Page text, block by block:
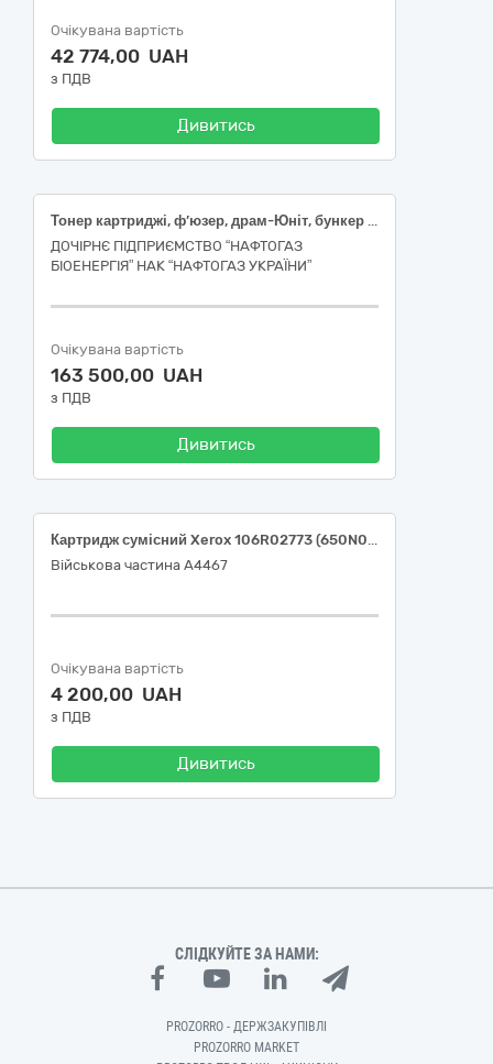
Очікувана вартість
42 774,00 UAH
з ПДВ
Дивитись
Тонер картриджі, ф’юзер, драм-Юніт, бункер для відпрацьованого тонера
ДОЧІРНЄ ПІДПРИЄМСТВО “НАФТОГАЗ
БІОЕНЕРГІЯ” НАК “НАФТОГАЗ УКРАЇНИ”
Очікувана вартість
163 500,00 UAH
з ПДВ
Дивитись
Картридж сумісний Xerox 106R02773 (650N05407), 30120000-6 Фотокопіювальне та поліграфічне обладнання для офсетного друку за ДК 021:2015 Єдиного закупівельного словника
Військова частина А4467
Очікувана вартість
4 200,00 UAH
з ПДВ
Дивитись
СЛІДКУЙТЕ ЗА НАМИ:
PROZORRO - ДЕРЖЗАКУПІВЛІ
PROZORRO MARKET